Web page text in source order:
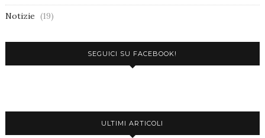
Notizie (19)
SEGUICI SU FACEBOOK!
ULTIMI ARTICOLI